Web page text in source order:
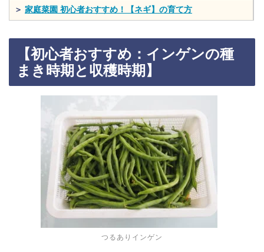
＞ 家庭菜園 初心者おすすめ！【ネギ】の育て方
【初心者おすすめ：インゲンの種
まき時期と収穫時期】
つるありインゲン